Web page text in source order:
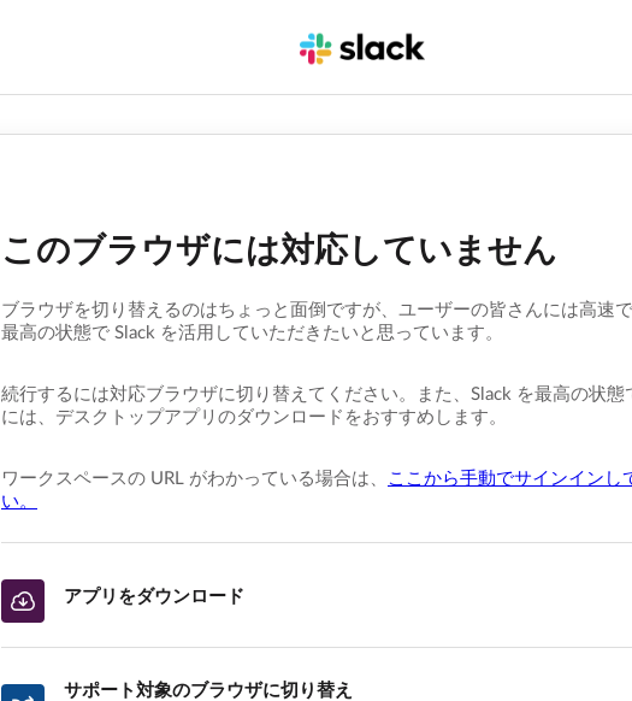
このブラウザには対応していません
ブラウザを切り替えるのはちょっと面倒ですが、ユーザーの皆さんには高速
最高の状態で Slack を活用していただきたいと思っています。
続行するには対応ブラウザに切り替えてください。また、Slack を最高の状態
には、デスクトップアプリのダウンロードをおすすめします。
ワークスペースの URL がわかっている場合は、
ここから手動でサインインし
い。
アプリをダウンロード
サポート対象のブラウザに切り替え